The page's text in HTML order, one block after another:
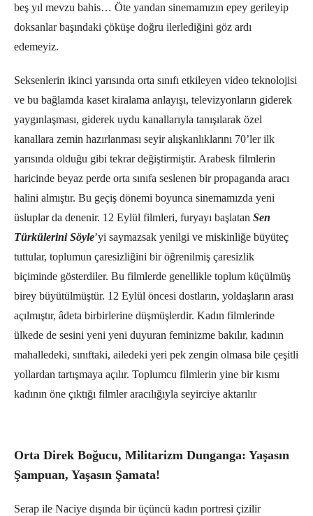
beş yıl mevzu bahis… Öte yandan sinemamızın epey gerileyip
doksanlar başındaki çöküşe doğru ilerlediğini göz ardı
edemeyiz.
Seksenlerin ikinci yarısında orta sınıfı etkileyen video teknolojisi
ve bu bağlamda kaset kiralama anlayışı, televizyonların giderek
yaygınlaşması, giderek uydu kanallarıyla tanışılarak özel
kanallara zemin hazırlanması seyir alışkanlıklarını 70’ler ilk
yarısında olduğu gibi tekrar değiştirmiştir. Arabesk filmlerin
haricinde beyaz perde orta sınıfa seslenen bir propaganda aracı
halini almıştır. Bu geçiş dönemi boyunca sinemamızda yeni
üsluplar da denenir. 12 Eylül filmleri, furyayı başlatan Sen
Türkülerini Söyle’yi saymazsak yenilgi ve miskinliğe büyüteç
tuttular, toplumun çaresizliğini bir öğrenilmiş çaresizlik
biçiminde gösterdiler. Bu filmlerde genellikle toplum küçülmüş
birey büyütülmüştür. 12 Eylül öncesi dostların, yoldaşların arası
açılmıştır, âdeta birbirlerine düşmüşlerdir. Kadın filmlerinde
ülkede de sesini yeni yeni duyuran feminizme bakılır, kadının
mahalledeki, sınıftaki, ailedeki yeri pek zengin olmasa bile çeşitli
yollardan tartışmaya açılır. Toplumcu filmlerin yine bir kısmı
kadının öne çıktığı filmler aracılığıyla seyirciye aktarılır
Orta Direk Boğucu, Militarizm Dunganga: Yaşasın
Şampuan, Yaşasın Şamata!
Serap ile Naciye dışında bir üçüncü kadın portresi çizilir